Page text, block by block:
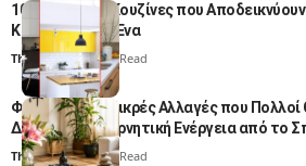
103 Δίχρωμες Κουζίνες που
Καλύτερα από Ένα
Thali Ombre4 Min Read
Φενγκ Σούι: 5 Μικρές Αλλαγές που Πολλοί
Διώχνουν την Αρνητική Ενέργεια από το
Thali Ombre5 Min Read